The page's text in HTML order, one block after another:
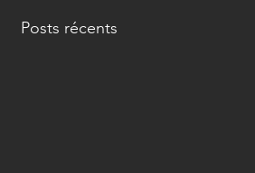
Posts récents